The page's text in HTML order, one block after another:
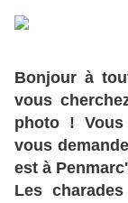
Bonjour à
vous
photo !
vous
est à
Les